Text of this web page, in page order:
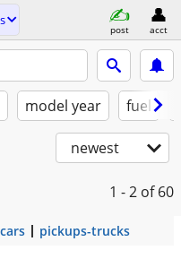
post acct
model year fuel
newest
1 - 2 of 60
pickups-trucks